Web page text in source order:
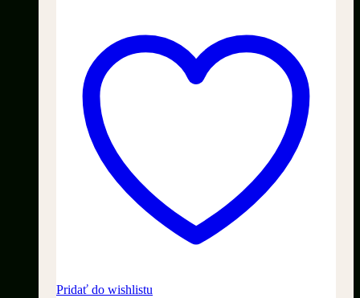
Pridať do wishlistu